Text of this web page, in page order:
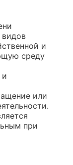
видов
и
среду
и
или
при